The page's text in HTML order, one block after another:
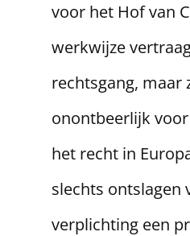
voor het Hof van
werkwijze
rechtsgang, maar
onontbeerlijk
het recht in
slechts ontslagen
verplichting een